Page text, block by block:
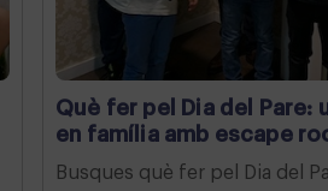
Què fer pel Dia del Pare:
en família amb escape
Busques què fer pel Dia del